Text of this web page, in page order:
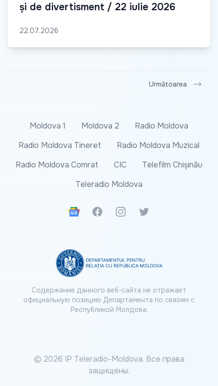
și de divertisment / 22 iulie 2026
22.07.2026
Următoarea
Moldova 1 Moldova 2
Radio Moldova
Radio Moldova Tineret
Radio Moldova Muzical
Radio Moldova Comrat
CIC
Telefilm Chișinău
Teleradio Moldova
Google News
FacebookInstagramTwitter
Содержание данного веб-сайта не отражает
официальную позицию Департамента по связям с
Республикой Молдова.
© 2026 IP Teleradio-Moldova. Все права
защищены.